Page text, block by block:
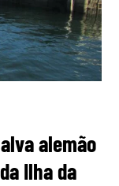
alemão
Ilha da